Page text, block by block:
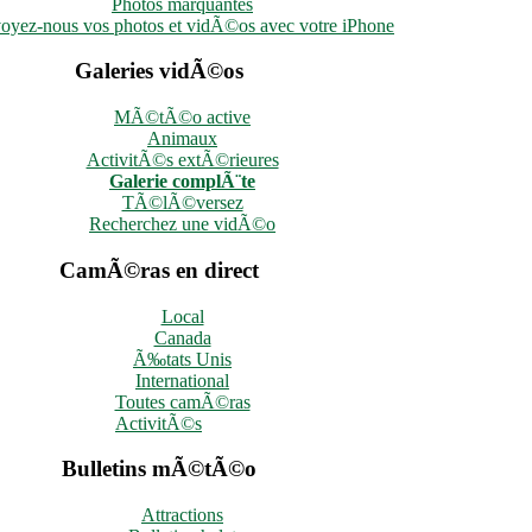
nous vos photos et vidÃ©os avec votre iPhone
Galeries vidÃ©os
MÃ©tÃ©o active
Animaux
ActivitÃ©s extÃ©rieures
Galerie complÃ¨te
TÃ©lÃ©versez
Recherchez une vidÃ©o
CamÃ©ras en direct
Local
Canada
Ã‰tats Unis
International
Toutes camÃ©ras
ActivitÃ©s
Bulletins mÃ©tÃ©o
Attractions